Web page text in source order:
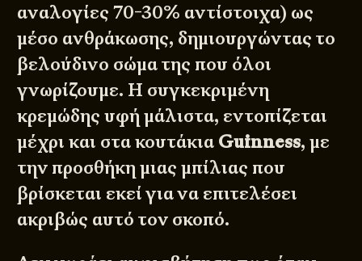
αναλογίες 70-30% αντίστοιχα) ως
μέσο ανθράκωσης, δημιουργώντας το
βελούδινο σώμα της που όλοι
γνωρίζουμε. Η συγκεκριμένη
κρεμώδης υφή μάλιστα, εντοπίζεται
μέχρι και στα κουτάκια Guinness, με
την προσθήκη μιας μπίλιας που
βρίσκεται εκεί για να επιτελέσει
ακριβώς αυτό τον σκοπό.